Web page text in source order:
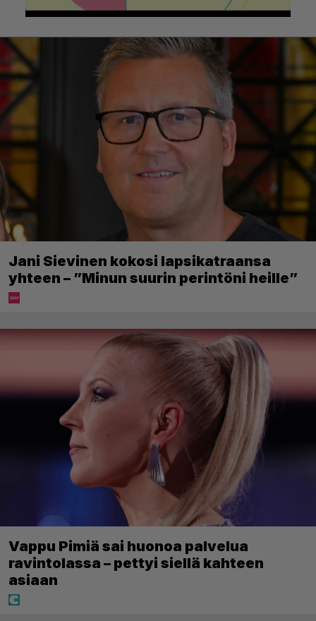
Jani Sievinen kokosi lapsikatraansa
yhteen – ”Minun suurin perintöni heille”
Vappu Pimiä sai huonoa palvelua
ravintolassa – pettyi siellä kahteen
asiaan